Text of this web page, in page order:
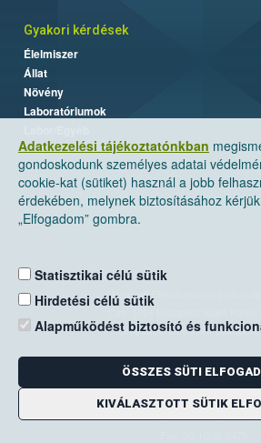
Adatkezelési tájékoztatónkban
gondoskodunk személyes adatai
cookie-kat (sütiket) használ a jobb
érdekében, melynek biztosításához
„Elfogadom” gombra.
Statisztikai célú sütik
Hirdetési célú sütik
Alapműködést biztosító és
ÖSSZES SÜTI
KIVÁLASZTOTT SÜTIK
Gyakori kérdések
Élelmiszer
Állat
Növény
Laboratóriumok
Nemzeti Élelmiszerlánc-biztonsági
Levelezési cím: 1525 Budapest.
E-mail:
Zöld szám: 06-80/263-244
Telefon: 06-1/ 336-9000